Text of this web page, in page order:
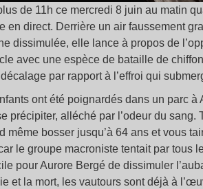
de 11h ce mercredi 8 juin au matin
en direct. Derrière un air faussement
dissimulée, elle lance à propos de
avec une espèce de bataille de
par rapport à l’effroi qui
ont été poignardés dans un parc
précipiter, alléché par l’odeur du
même bosser jusqu’à 64 ans et vous
le groupe macroniste tentait par tous
pour Aurore Bergé de dissimuler
et la mort, les vautours sont déjà à